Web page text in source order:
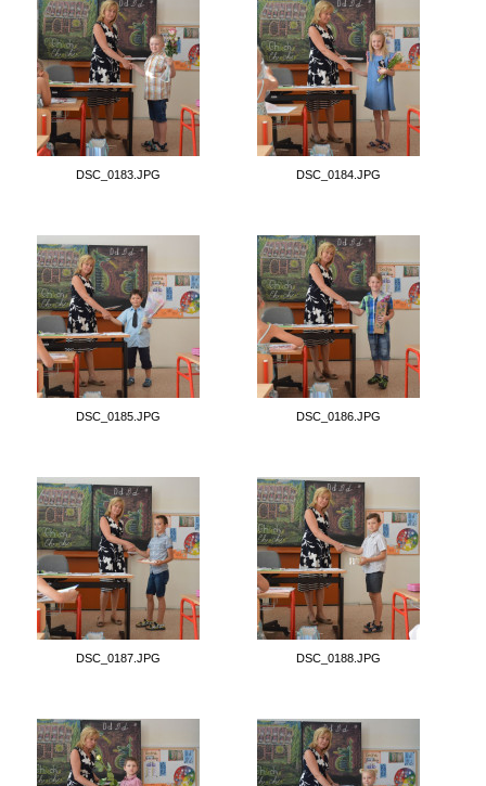
DSC_0183.JPG DSC_0184.JPG
DSC_0185.JPG DSC_0186.JPG
DSC_0187.JPG DSC_0188.JPG